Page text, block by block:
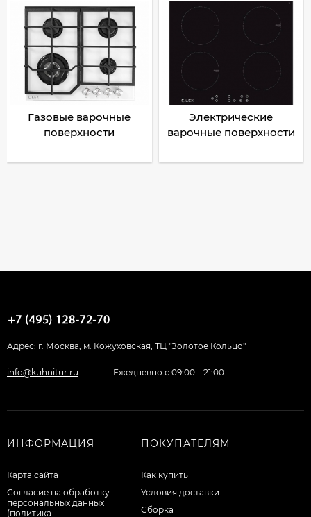
Газовые варочные
поверхности
Электрические
варочные поверхности
Адрес: г. Москва, м. Кожуховская, ТЦ "Золотое Кольцо"
info@kuhnitur.ru Ежедневно с 09:00—21:00
ИНФОРМАЦИЯ
Карта сайта
Согласие на обработку
персональных данных
(политика
ПОКУПАТЕЛЯМ
Как купить
Условия доставки
Сборка